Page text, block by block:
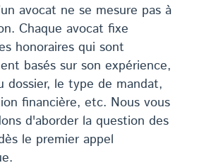
avocat ne se mesure pas à
Chaque avocat fixe
honoraires qui sont
basés sur son expérience,
dossier, le type de mandat,
financière, etc. Nous vous
d'aborder la question des
le premier appel